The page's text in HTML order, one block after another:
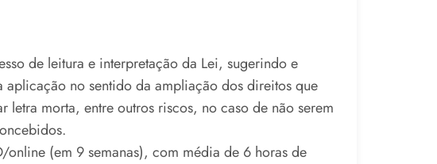
de leitura e interpretação da Lei, sugerindo e
aplicação no sentido da ampliação dos direitos que
letra morta, entre outros riscos, no caso de não serem
(em 9 semanas), com média de 6 horas de